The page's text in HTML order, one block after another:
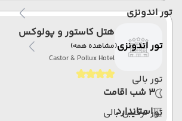
تور اندونزی
تور اندونزی(مشاهده همه)
تور بالی
تور ترکیبی بالی
هتل کاستور و پولوکس
Castor & Pollux Hotel
3 شب اقامت
استاندارد